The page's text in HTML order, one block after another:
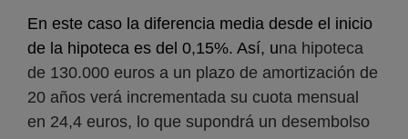
En este caso la diferencia media desde el inicio
de la hipoteca es del 0,15%. Así, una hipoteca
de 130.000 euros a un plazo de amortización de
20 años verá incrementada su cuota mensual
en 24,4 euros, lo que supondrá un desembolso